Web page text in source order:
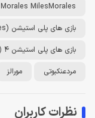
Morales MilesMorales
بازی های پلی استیشن (PlayStation Games)
بازی های پلی استیشن 4 (PlayStation4 Games)
مردعنکبوتی
مورالز
نظرات کاربران